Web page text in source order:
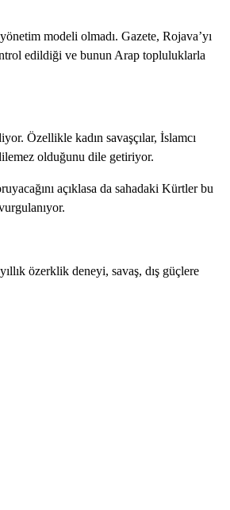
modeli olmadı. Gazete, Rojava’yı
edildiği ve bunun Arap topluluklarla
Özellikle kadın savaşçılar, İslamcı
olduğunu dile getiriyor.
açıklasa da sahadaki Kürtler bu
özerklik deneyi, savaş, dış güçlere